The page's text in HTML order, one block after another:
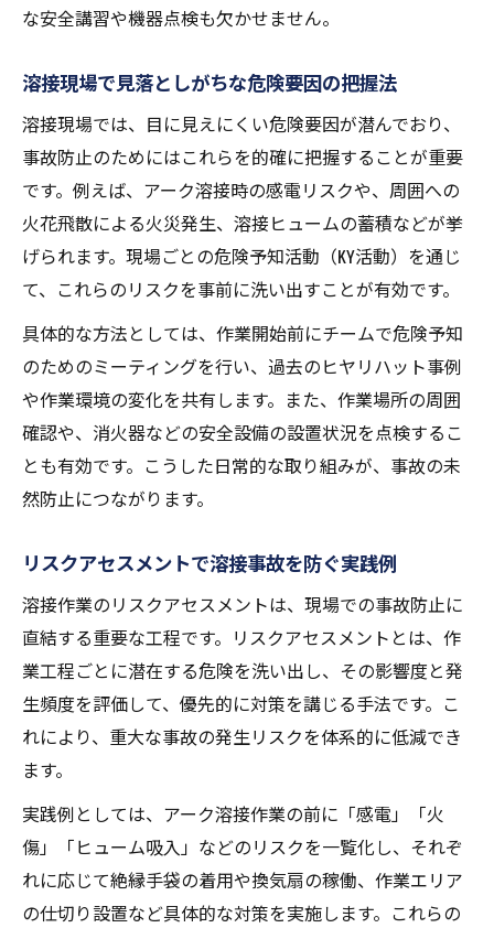
溶接作業者の健康管理と適切な保護具の選
び方
ヒューム対策実践で作業環境を快適に保つ
方法
危険予知活動で高まる溶接作業の安心感
溶接作業の危険予知活動が事故防止に有効
な理由
溶接現場で活かす危険予知の具体的な進め
方
溶接作業中のリスク把握と予防対策の重要
性
アーク溶接時の危険予知で安全性が向上す
る仕組み
策
保護具選びで守る溶接作業者の安全
溶接作業に最適な保護具選定のポイント
保護具着用で溶接事故リスクを大幅に軽減
溶接作業用保護具の種類と適切な使い分け
安全対策としての溶接保護具の最新情報
アーク溶接時に必要な感電防止策とは
アーク溶接作業で感電事故を防ぐ基本対策
な安全講習や機器点検も欠かせません。
溶接現場で見落としがちな危険要因の把握法
溶接現場では、目に見えにくい危険要因が潜んでおり、
事故防止のためにはこれらを的確に把握することが重要
です。例えば、アーク溶接時の感電リスクや、周囲への
火花飛散による火災発生、溶接ヒュームの蓄積などが挙
げられます。現場ごとの危険予知活動（KY活動）を通じ
て、これらのリスクを事前に洗い出すことが有効です。
具体的な方法としては、作業開始前にチームで危険予知
のためのミーティングを行い、過去のヒヤリハット事例
や作業環境の変化を共有します。また、作業場所の周囲
確認や、消火器などの安全設備の設置状況を点検するこ
とも有効です。こうした日常的な取り組みが、事故の未
然防止につながります。
リスクアセスメントで溶接事故を防ぐ実践例
溶接作業のリスクアセスメントは、現場での事故防止に
直結する重要な工程です。リスクアセスメントとは、作
業工程ごとに潜在する危険を洗い出し、その影響度と発
生頻度を評価して、優先的に対策を講じる手法です。こ
れにより、重大な事故の発生リスクを体系的に低減でき
ます。
実践例としては、アーク溶接作業の前に「感電」「火
傷」「ヒューム吸入」などのリスクを一覧化し、それぞ
れに応じて絶縁手袋の着用や換気扇の稼働、作業エリア
の仕切り設置など具体的な対策を実施します。これらの